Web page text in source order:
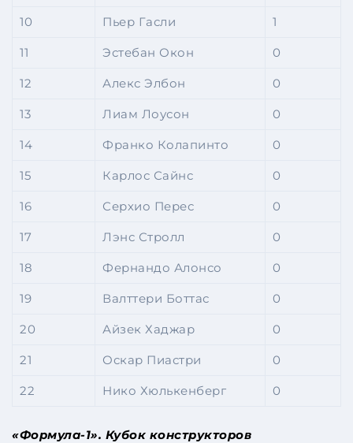
10 Пьер Гасли 1
11 Эстебан Окон 0
12 Алекс Элбон 0
13 Лиам Лоусон 0
14 Франко Колапинто 0
15 Карлос Сайнс 0
16 Серхио Перес 0
17 Лэнс Стролл 0
18 Фернандо Алонсо 0
19 Валттери Боттас 0
20 Айзек Хаджар 0
21 Оскар Пиастри 0
22 Нико Хюлькенберг 0
«Формула-1». Кубок конструкторов